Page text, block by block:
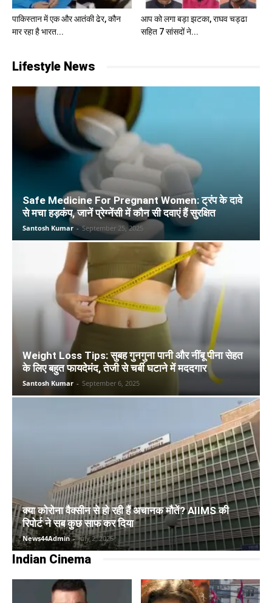
पाकिस्तान में एक और आतंकी ढेर, कौन
मार रहा है भारत...
आप को लगा बड़ा झटका, राघव चड्ढा
सहित 7 सांसदों ने...
Lifestyle News
Safe Medicine For Pregnant Women: ट्रंप के दावे
से मचा हड़कंप, जानें प्रेग्नेंसी में कौन सी दवाएं हैं सुरक्षित
Santosh Kumar - September 25, 2025
Weight Loss Tips: सुबह गुनगुना पानी और नींबू पीना सेहत
के लिए बहुत फायदेमंद, तेजी से चर्बी घटाने में मददगार
Santosh Kumar - September 6, 2025
क्या कोरोना वैक्सीन से हो रही हैं अचानक मौतें? AIIMS की
रिपोर्ट ने सब कुछ साफ कर दिया
News44Admin - July 2, 2025
Indian Cinema